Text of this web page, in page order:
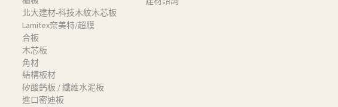
北大建材-科技木紋木芯板
Lamitex奈美特/超膜
合板
木芯板
角材
結構板材
矽酸鈣板 / 纖維水泥板
進口密迪板